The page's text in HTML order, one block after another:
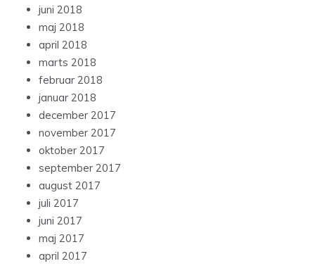
juni 2018
maj 2018
april 2018
marts 2018
februar 2018
januar 2018
december 2017
november 2017
oktober 2017
september 2017
august 2017
juli 2017
juni 2017
maj 2017
april 2017